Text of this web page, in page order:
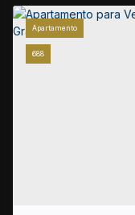
688
Apartamento